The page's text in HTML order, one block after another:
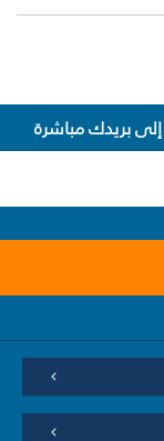
بريدك مباشرة